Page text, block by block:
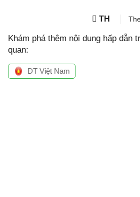
TH
Khám phá thêm nội dung hấp dẫn
quan:
ĐT Việt Nam